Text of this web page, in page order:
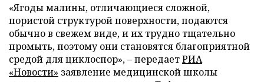
«Ягоды малины, отличающиеся сложной,
пористой структурой поверхности, подаются
обычно в свежем виде, и их трудно тщательно
промыть, поэтому они становятся благоприятной
средой для циклоспор», – передаетРИА
«Новости» заявление медицинской школы